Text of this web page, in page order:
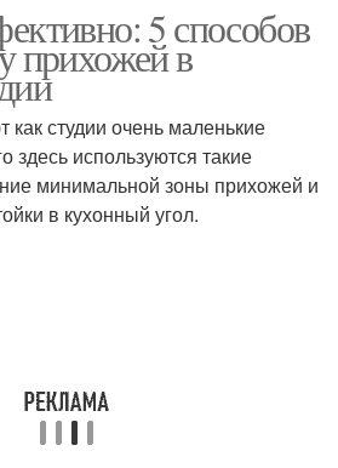
5 способов
прихожей в
студии очень маленькие
здесь используются такие
минимальной зоны прихожей и
в кухонный угол.